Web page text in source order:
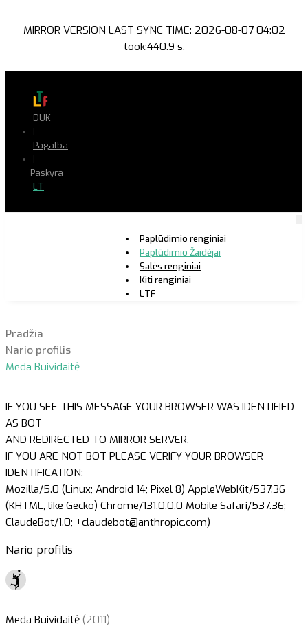
MIRROR VERSION LAST SYNC TIME: 2026-08-07 04:02
took:440.9 s.
DUK
|
Pagalba
|
Paskyra
LT
Paplūdimio renginiai
Paplūdimio Žaidėjai
Salės renginiai
Kiti renginiai
LTF
Pradžia
Nario profilis
Meda Buividaitė
IF YOU SEE THIS MESSAGE YOUR BROWSER WAS IDENTIFIED
AS BOT
AND REDIRECTED TO MIRROR SERVER.
IF YOU ARE NOT BOT PLEASE VERIFY YOUR BROWSER
IDENTIFICATION:
Mozilla/5.0 (Linux; Android 14; Pixel 8) AppleWebKit/537.36
(KHTML, like Gecko) Chrome/131.0.0.0 Mobile Safari/537.36;
ClaudeBot/1.0; +claudebot@anthropic.com)
Nario profilis
Meda Buividaitė (2011)